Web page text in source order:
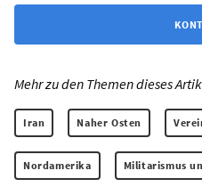
Mehr zu den Themen dieses
Iran Naher Osten
Nordamerika Militarismus